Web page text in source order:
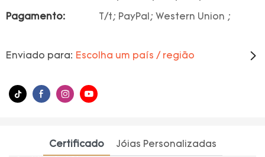
Pagamento: T/t; PayPal; Western Union ;
Enviado para: Escolha um país / região
Certificado Jóias Personalizadas